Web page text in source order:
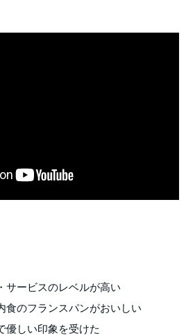
サービスのレベルが高い
食のフランスパンがおいしい
優しい印象を受けた